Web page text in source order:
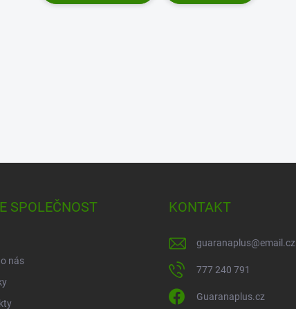
SPOLEČNOST
nás
KONTAKT
guaranaplus@email.cz
777 240 791
Guaranaplus.cz